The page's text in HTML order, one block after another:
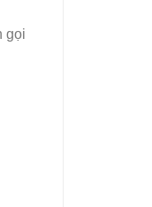
gọi